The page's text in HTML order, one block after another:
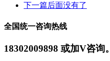
下一篇后面没有了
全国统一咨询热线
18302009898 或加V咨询。